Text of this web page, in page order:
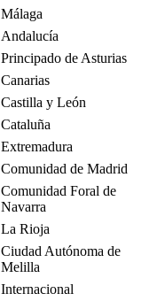
Málaga
Andalucía
Principado de Asturias
Canarias
Castilla y León
Cataluña
Extremadura
Comunidad de Madrid
Comunidad Foral de
Navarra
La Rioja
Ciudad Autónoma de
Melilla
Internacional